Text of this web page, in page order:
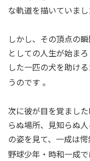
な軌道を描いていまし
しかし、その頂点の
としての人生が始ま
した一匹の犬を助け
うのです 。
次に彼が目を覚まし
らぬ場所、見知らぬ
の姿を見て、一成は
野球少年・時和一成